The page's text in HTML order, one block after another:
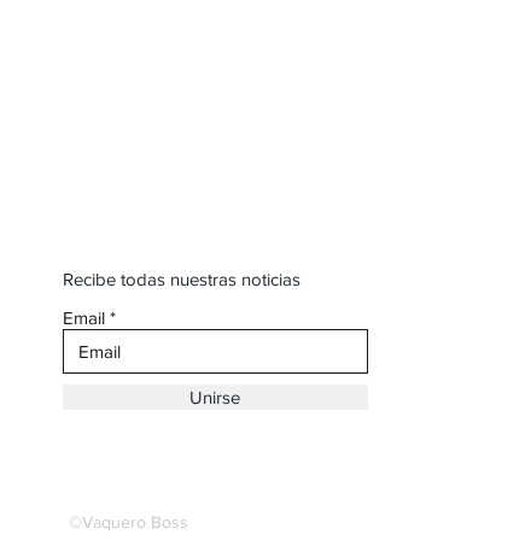
Recibe todas nuestras noticias
Email
Unirse
©Vaquero Boss